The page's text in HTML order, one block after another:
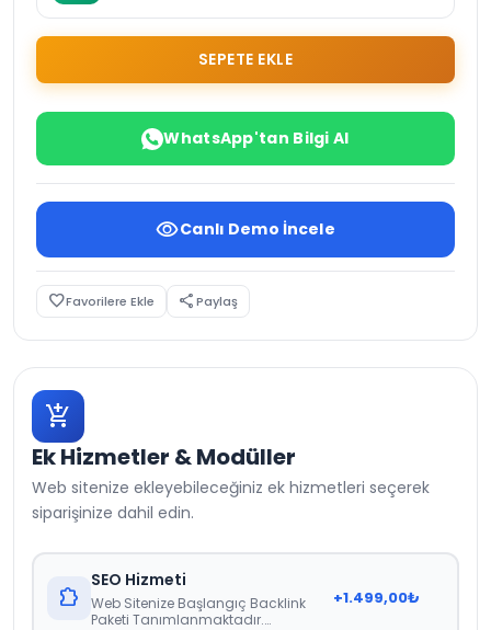
SEPETE EKLE
WhatsApp'tan Bilgi Al
visibilityCanlı Demo İncele
favorite_borderFavorilere Ekle sharePaylaş
add_shopping_cart
Ek Hizmetler & Modüller
Web sitenize ekleyebileceğiniz ek hizmetleri seçerek
siparişinize dahil edin.
extension
SEO Hizmeti
Web Sitenize Başlangıç Backlink
Paketi Tanımlanmaktadır.
+1.499,00₺